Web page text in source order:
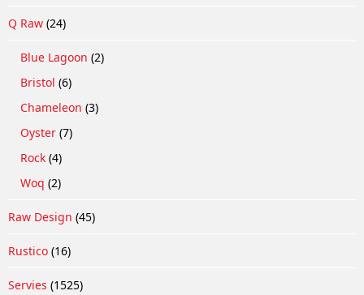
Q Raw (24)
Blue Lagoon (2)
Bristol (6)
Chameleon (3)
Oyster (7)
Rock (4)
Woq (2)
Raw Design (45)
Rustico (16)
Servies (1525)